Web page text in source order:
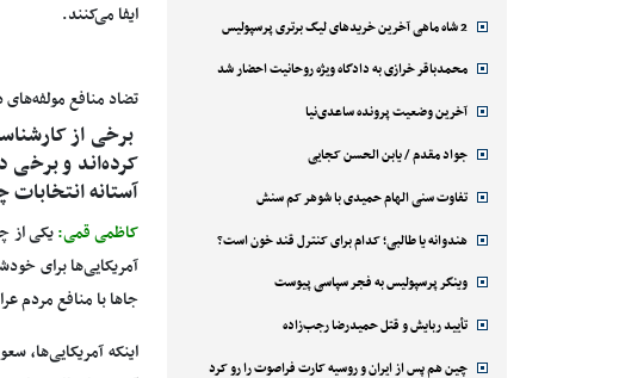
2 شاه ماهی آخرین خریدهای لیگ برتری پرسپولیس
محمدباقر خرازی به دادگاه ویژه روحانیت احضار شد
آخرین وضعیت پرونده ساعدی‌نیا
جواد مقدم / یابن الحسن کجایی
تفاوت سنی الهام حمیدی با شوهر کم سنش
هندوانه یا طالبی؛ کدام‌ برای کنترل قند خون است؟
وینگر پرسپولیس به فجر سپاسی پیوست
تأیید ربایش و قتل حمیدرضا رجب‌زاده
چین هم پس از ایران و روسیه کارت فراصوت را رو کرد
ایفا می‌کنند.
تضاد منافع
برخی از
کرده‌اند و برخی
آستانه
کاظمی قمی:یکی از
آمریکایی‌ها برای
جاها با منافع مردم
اینکه آمریکایی‌ها،